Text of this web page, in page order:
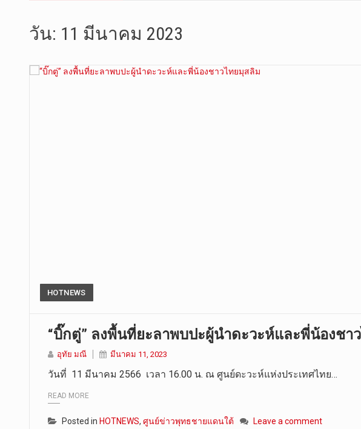
วันพุธที่ …
วันที่ 4 ส…
วัน: 11 มีนาคม 2023
HOTNEWS
“บิ๊กตู่” ลงพื้นที่ยะลาพบปะผู้นำดะวะห์และพี่น้องชา
อุทัย มณี มีนาคม 11, 2023
วันที่ 11 มีนาคม 2566 เวลา 16.00 น. ณ ศูนย์ดะวะห์แห่งประเทศไทย…
READ MORE
Posted in HOTNEWS, ศูนย์ข่าวพุทธชายแดนใต้ Leave a comment